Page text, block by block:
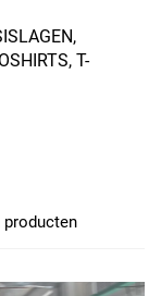
T-
producten